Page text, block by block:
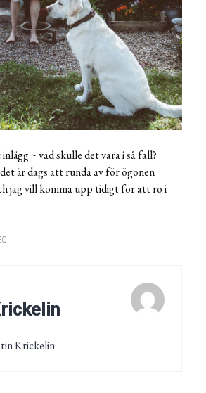
~ vad skulle det vara i så fall?
är dags att runda av för ögonen
jag vill komma upp tidigt för att ro i
Krickelin